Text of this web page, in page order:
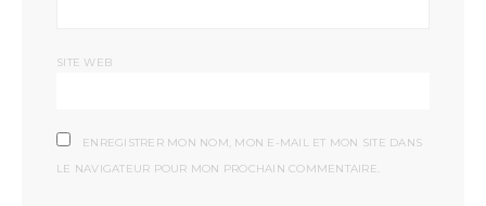
SITE WEB
ENREGISTRER MON NOM, MON E-MAIL ET MON SITE DANS
LE NAVIGATEUR POUR MON PROCHAIN COMMENTAIRE.